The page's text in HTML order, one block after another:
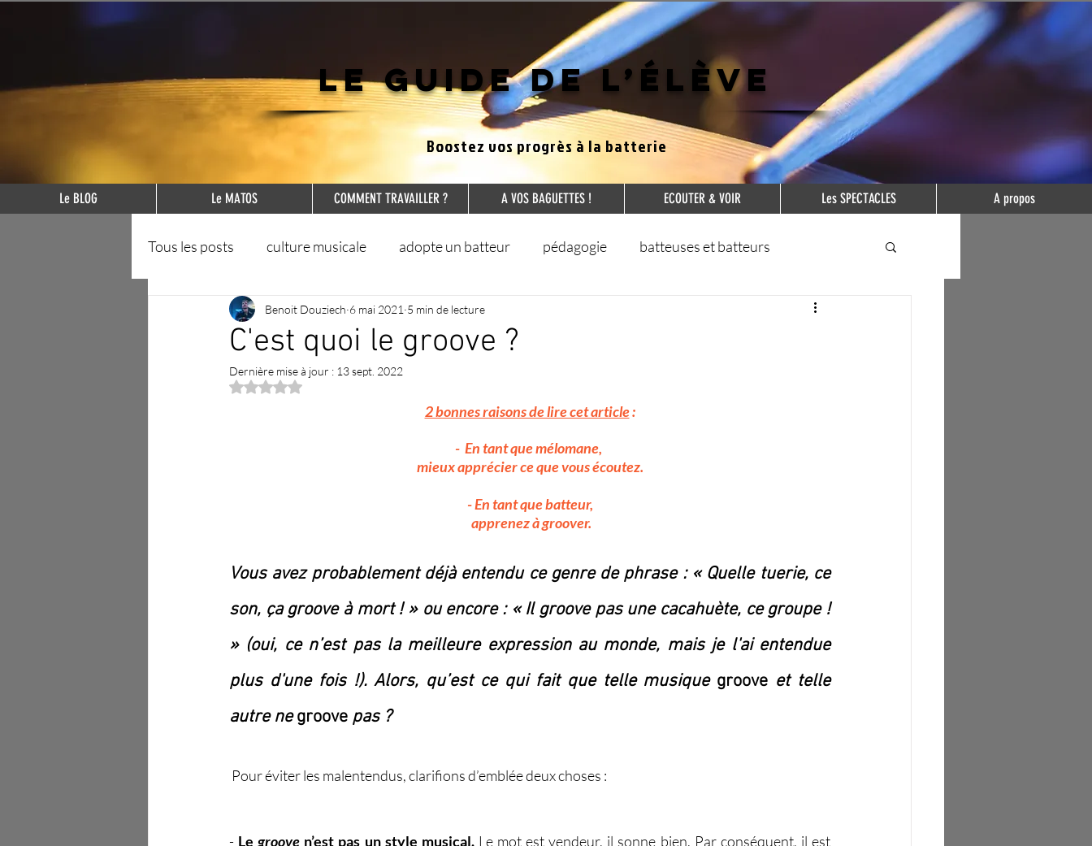
LE GUIDE DE L’ÉLÈVE
Boostez vos progrès à la batterie
Le BLOG Le MATOS COMMENT TRAVAILLER ? A VOS BAGUETTES ! ECOUTER & VOIR Les SPECTACLES A propos
Tous les posts culture musicale adopte un batteur pédagogie batteuses et batteurs
outils pratiques écoutes commentées grands classiques jeu
analyse musicale
C'est quoi le groove ?
Benoit Douziech 6 mai 2021 5 min de lecture
Dernière mise à jour : 13 sept. 2022
Noté NaN étoiles sur 5.
2 bonnes raisons de lire cet article :
-  En tant que mélomane,
mieux apprécier ce que vous écoutez.
- En tant que batteur,
apprenez à groover.
Vous avez probablement déjà entendu ce genre de phrase : « Quelle tuerie, ce
son, ça groove à mort ! » ou encore : « Il groove pas une cacahuète, ce groupe !
» (oui, ce n’est pas la meilleure expression au monde, mais je l'ai entendue
plus d'une fois !). Alors, qu’est ce qui fait que telle musique groove et telle
autre ne groove pas ?
Pour éviter les malentendus, clarifions d’emblée deux choses :
- Le groove n’est pas un style musical. Le mot est vendeur, il sonne bien. Par conséquent, il est